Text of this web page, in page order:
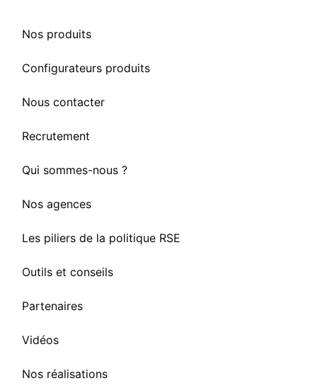
Nos produits
Configurateurs produits
Nous contacter
Recrutement
Qui sommes-nous ?
Nos agences
Les piliers de la politique RSE
Outils et conseils
Partenaires
Vidéos
Nos réalisations